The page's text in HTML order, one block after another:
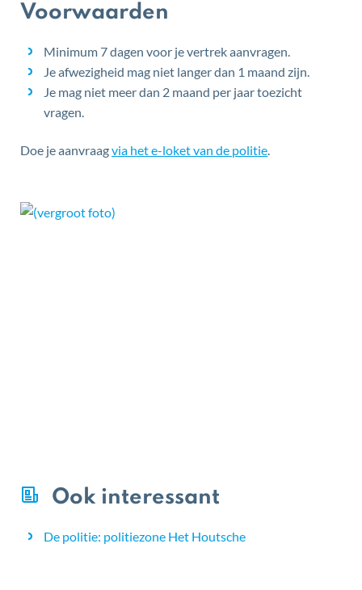
Voorwaarden
Minimum 7 dagen voor je vertrek aanvragen.
Je afwezigheid mag niet langer dan 1 maand zijn.
Je mag niet meer dan 2 maand per jaar toezicht
vragen.
Doe je aanvraagvia het e-loket van de politie
Ook interessant
De politie: politiezone Het Houtsche